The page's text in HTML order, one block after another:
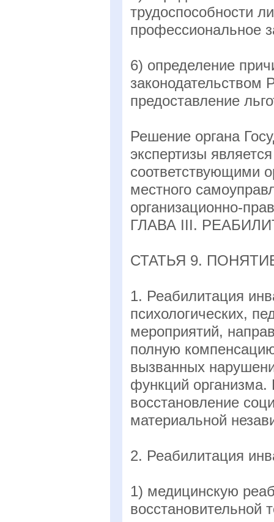
трудоспособности
профессиональное
6) определение
законодательством
предоставление
Решение органа
экспертизы
соответствующими
местного
организационно-
ГЛАВА III.
СТАТЬЯ 9.
1. Реабилитация
психологических,
мероприятий,
полную
вызванных
функций
восстановление
материальной
2. Реабилитация
1) медицинскую
восстановительной